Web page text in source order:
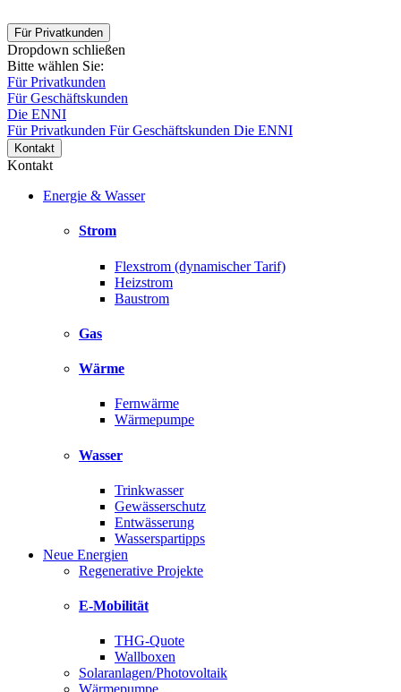
Für Privatkunden
Dropdown schließen
Bitte wählen Sie:
Für Privatkunden
Für Geschäftskunden
Die ENNI
Für Privatkunden Für Geschäftskunden Die ENNI
Kontakt
Kontakt
Energie & Wasser
Strom
Flexstrom (dynamischer Tarif)
Heizstrom
Baustrom
Gas
Wärme
Fernwärme
Wärmepumpe
Wasser
Trinkwasser
Gewässerschutz
Entwässerung
Wasserspartipps
Neue Energien
Regenerative Projekte
E-Mobilität
THG-Quote
Wallboxen
Solaranlagen/Photovoltaik